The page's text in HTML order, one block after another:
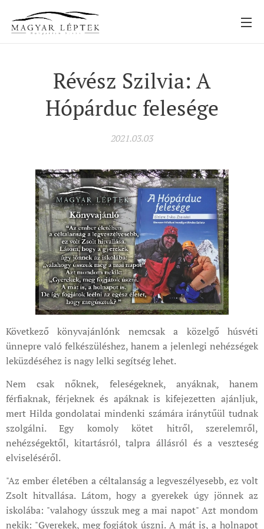
Révész Szilvia: A
Hópárduc felesége
2021.03.03
Következő könyvajánlónk nemcsak a közelgő húsvéti
ünnepre való felkészüléshez, hanem a jelenlegi nehézségek
leküzdéséhez is nagy lelki segítség lehet.
Nem csak nőknek, feleségeknek, anyáknak, hanem
férfiaknak, férjeknek és apáknak is kifejezetten ajánljuk,
mert Hilda gondolatai mindenki számára iránytűül tudnak
szolgálni. Egy komoly kötet hitről, szerelemről,
nehézségektől, kitartásról, talpra állásról és a veszteség
elviseléséről.
"Az ember életében a céltalanság a legveszélyesebb, ez volt
Zsolt hitvallása. Látom, hogy a gyerekek úgy jönnek az
iskolába: "valahogy ússzuk meg a mai napot" Azt mondom
nekik: "Gyerekek, meg fogjátok úszni. A mát is, a holnapot